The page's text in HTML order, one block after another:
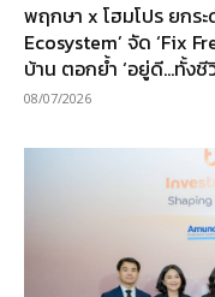
พฤกษา x โฮมโปร ยกร
Ecosystem’ จัด ‘Fix
บ้าน ตอกย้ำ ‘อยู่ดี…ทั้งชี
08/07/2026